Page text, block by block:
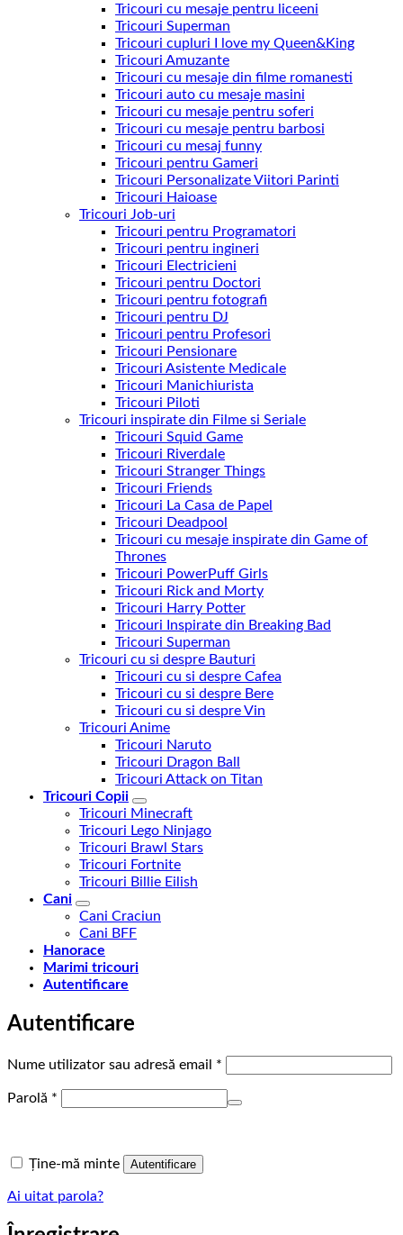
Tricouri cu mesaje pentru liceeni
Tricouri Superman
Tricouri cupluri I love my Queen&King
Tricouri Amuzante
Tricouri cu mesaje din filme romanesti
Tricouri auto cu mesaje masini
Tricouri cu mesaje pentru soferi
Tricouri cu mesaje pentru barbosi
Tricouri cu mesaj funny
Tricouri pentru Gameri
Tricouri Personalizate Viitori Parinti
Tricouri Haioase
Tricouri Job-uri
Tricouri pentru Programatori
Tricouri pentru ingineri
Tricouri Electricieni
Tricouri pentru Doctori
Tricouri pentru fotografi
Tricouri pentru DJ
Tricouri pentru Profesori
Tricouri Pensionare
Tricouri Asistente Medicale
Tricouri Manichiurista
Tricouri Piloti
Tricouri inspirate din Filme si Seriale
Tricouri Squid Game
Tricouri Riverdale
Tricouri Stranger Things
Tricouri Friends
Tricouri La Casa de Papel
Tricouri Deadpool
Tricouri cu mesaje inspirate din Game of
Thrones
Tricouri PowerPuff Girls
Tricouri Rick and Morty
Tricouri Harry Potter
Tricouri Inspirate din Breaking Bad
Tricouri Superman
Tricouri cu si despre Bauturi
Tricouri cu si despre Cafea
Tricouri cu si despre Bere
Tricouri cu si despre Vin
Tricouri Anime
Tricouri Naruto
Tricouri Dragon Ball
Tricouri Attack on Titan
Tricouri Copii
Tricouri Minecraft
Tricouri Lego Ninjago
Tricouri Brawl Stars
Tricouri Fortnite
Tricouri Billie Eilish
Cani
Cani Craciun
Cani BFF
Hanorace
Marimi tricouri
Autentificare
Autentificare
Nume utilizator sau adresă email *
Parolă *
Ține-mă minte Autentificare
Ai uitat parola?